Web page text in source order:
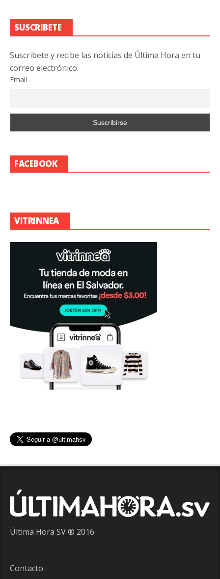
SUSCRIBETE
Suscribete y recibe las noticias de Última Hora en tu
correo electrónico.
Email
FACEBOOK
VITRINNEA
Última Hora SV ® 2016
Contacto